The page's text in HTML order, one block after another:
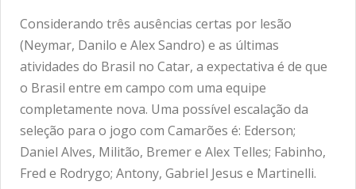
Considerando três ausências certas por lesão
(Neymar, Danilo e Alex Sandro) e as últimas
atividades do Brasil no Catar, a expectativa é de que
o Brasil entre em campo com uma equipe
completamente nova. Uma possível escalação da
seleção para o jogo com Camarões é: Ederson;
Daniel Alves, Militão, Bremer e Alex Telles; Fabinho,
Fred e Rodrygo; Antony, Gabriel Jesus e Martinelli.